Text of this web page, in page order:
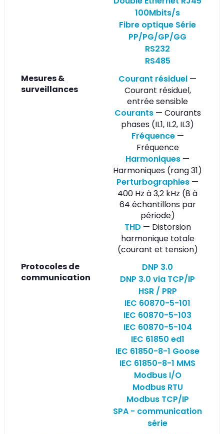
100Mbits/s
Fibre optique Série
PP/PG/GP/GG
RS232
RS485
Mesures &
surveillances
Courant résiduel —
Courant résiduel,
entrée sensible
Courants— Courants
phases (IL1, IL2, IL3)
Fréquence—
Fréquence
Harmoniques —
Harmoniques (rang 31)
Perturbographies —
400 Hz à 3,2 kHz (8 à
64 échantillons par
période)
THD — Distorsion
harmonique totale
(courant et tension)
Protocoles de
communication
DNP 3.0
DNP 3.0 via TCP/IP
HSR / PRP
IEC 60870-5-101
IEC 60870-5-103
IEC 60870-5-104
IEC 61850 ed1
IEC 61850-8-1 Goose
IEC 61850-8-1 MMS
Modbus I/O
Modbus RTU
Modbus TCP/IP
SPA - communication
série